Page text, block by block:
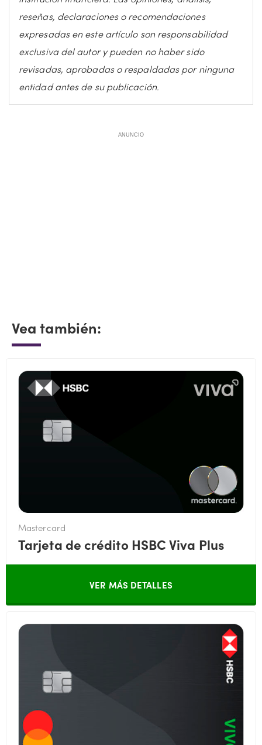
reseñas, declaraciones o recomendaciones
expresadas en este artículo son responsabilidad
exclusiva del autor y pueden no haber sido
revisadas, aprobadas o respaldadas por ninguna
entidad antes de su publicación.
ANUNCIO
Vea también:
Mastercard
Tarjeta de crédito HSBC Viva Plus
VER MÁS DETALLES